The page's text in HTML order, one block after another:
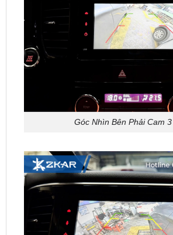
Góc Nhìn Bên Phải Cam 3